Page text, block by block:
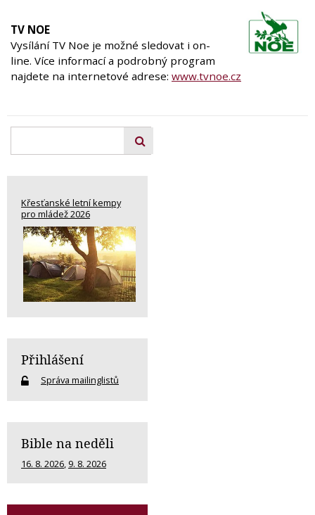
TV NOE
Vysílání TV Noe je možné sledovat i on-
line. Více informací a podrobný program
najdete na internetové adrese: www.tvnoe.cz
Křesťanské letní kempy
pro mládež 2026
Přihlášení
Správa mailinglistů
Bible na neděli
16. 8. 2026, 9. 8. 2026